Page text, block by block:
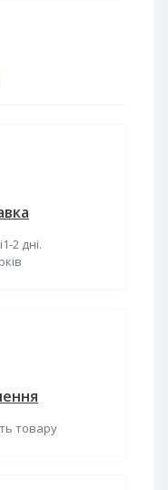
2 дні.
товару